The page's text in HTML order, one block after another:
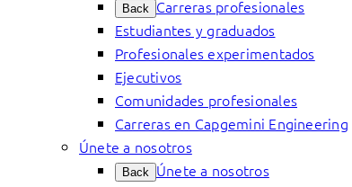
Back Carreras profesionales
Estudiantes y graduados
Profesionales experimentados
Ejecutivos
Comunidades profesionales
Carreras en Capgemini Engineering
Únete a nosotros
Back Únete a nosotros